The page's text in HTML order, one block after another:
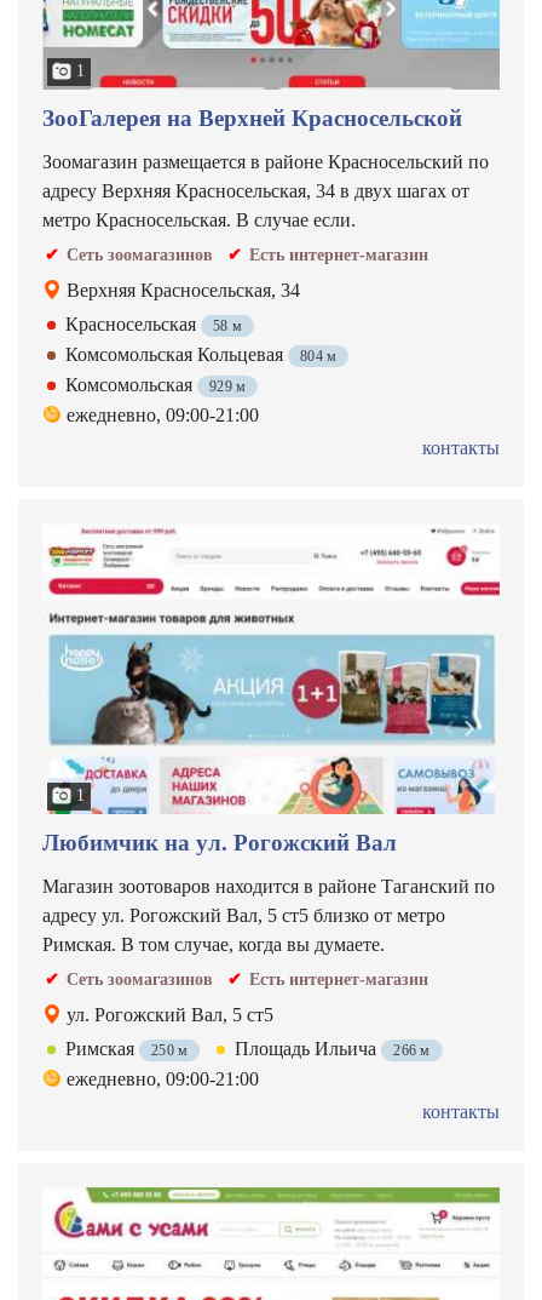
1
ЗооГалерея на Верхней Красносельской
Зоомагазин размещается в районе Красносельский по
адресу Верхняя Красносельская, 34 в двух шагах от
метро Красносельская. В случае если.
Сеть зоомагазинов Есть интернет-магазин
Верхняя Красносельская, 34
Красносельская
58 м
Комсомольская Кольцевая 804 м
Комсомольская 929 м
ежедневно, 09:00-21:00
контакты
1
Любимчик на ул. Рогожский Вал
Магазин зоотоваров находится в районе Таганский по
адресу ул. Рогожский Вал, 5 ст5 близко от метро
Римская. В том случае, когда вы думаете.
Сеть зоомагазинов Есть интернет-магазин
ул. Рогожский Вал, 5 ст5
Римская
250 м Площадь Ильича 266 м
ежедневно, 09:00-21:00
контакты